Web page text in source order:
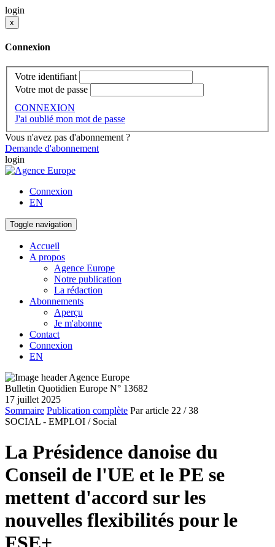
login
x
Connexion
Votre identifiant
Votre mot de passe
CONNEXION
J'ai oublié mon mot de passe
Vous n'avez pas d'abonnement ?
Demande d'abonnement
login
Connexion
EN
Toggle navigation
Accueil
A propos
Agence Europe
Notre publication
La rédaction
Abonnements
Aperçu
Je m'abonne
Contact
Connexion
EN
Bulletin Quotidien Europe N° 13682
17 juillet 2025
Sommaire Publication complète Par article 22 / 38
SOCIAL - EMPLOI / Social
La Présidence danoise du
Conseil de l'UE et le PE se
mettent d'accord sur les
nouvelles flexibilités pour le
FSE+